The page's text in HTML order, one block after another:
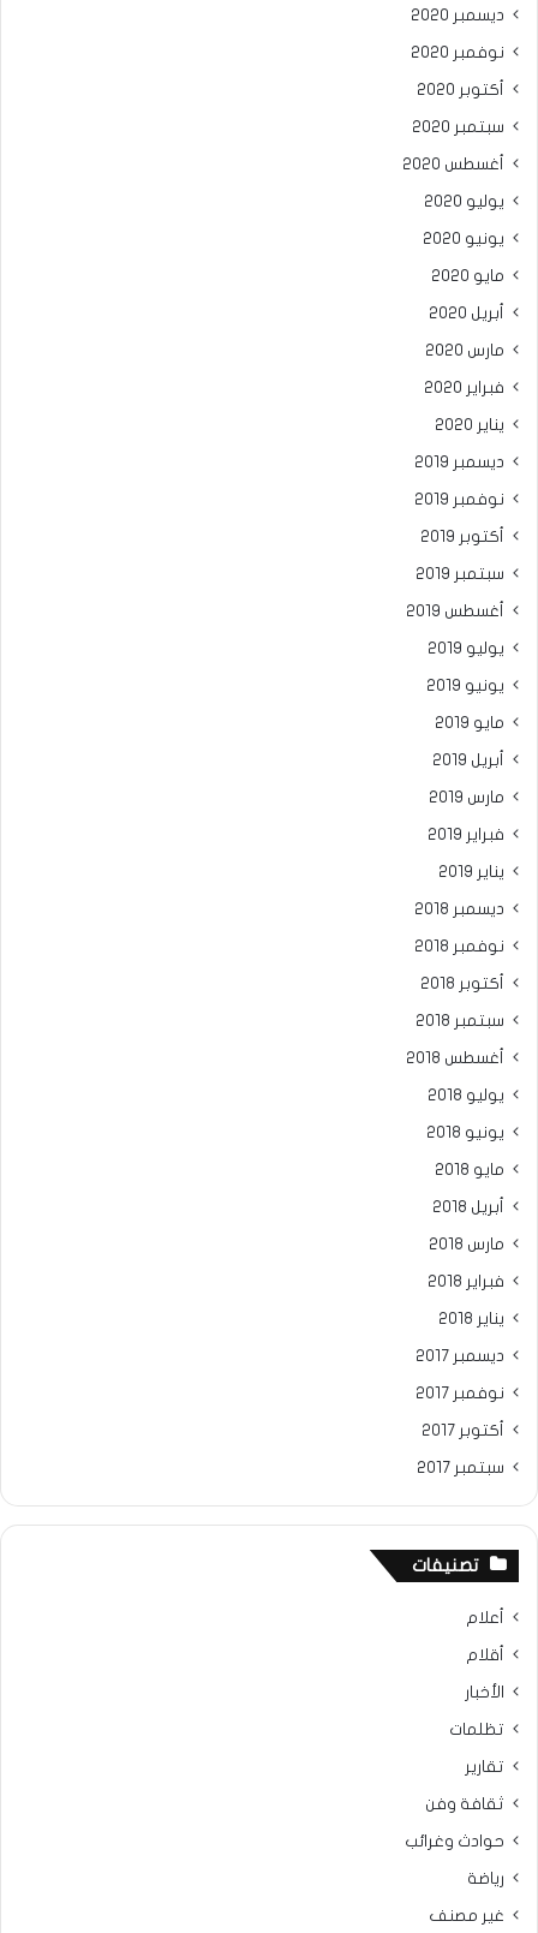
ديسمبر 2020
نوفمبر 2020
أكتوبر 2020
سبتمبر 2020
أغسطس 2020
يوليو 2020
يونيو 2020
مايو 2020
أبريل 2020
مارس 2020
فبراير 2020
يناير 2020
ديسمبر 2019
نوفمبر 2019
أكتوبر 2019
سبتمبر 2019
أغسطس 2019
يوليو 2019
يونيو 2019
مايو 2019
أبريل 2019
مارس 2019
فبراير 2019
يناير 2019
ديسمبر 2018
نوفمبر 2018
أكتوبر 2018
سبتمبر 2018
أغسطس 2018
يوليو 2018
يونيو 2018
مايو 2018
أبريل 2018
مارس 2018
فبراير 2018
يناير 2018
ديسمبر 2017
نوفمبر 2017
أكتوبر 2017
سبتمبر 2017
تصنيفات
أعلام
أقلام
الأخبار
تظلمات
تقارير
ثقافة وفن
حوادث وغرائب
رياضة
غير مصنف